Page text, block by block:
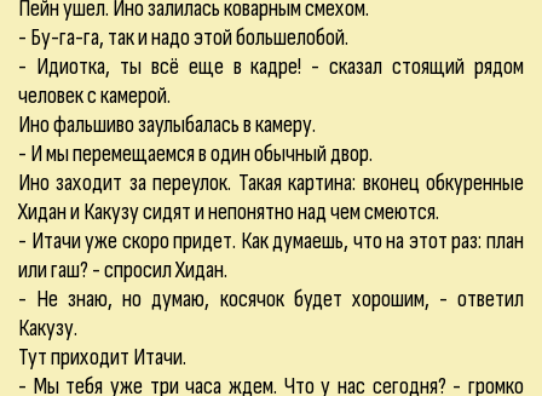
Пейн ушел. Ино залилась коварным смехом.
- Бу-га-га, так и надо этой большелобой.
- Идиотка, ты всё еще в кадре! - сказал стоящий рядом
человек с камерой.
Ино фальшиво заулыбалась в камеру.
- И мы перемещаемся в один обычный двор.
Ино заходит за переулок. Такая картина: вконец обкуренные
Хидан и Какузу сидят и непонятно над чем смеются.
- Итачи уже скоро придет. Как думаешь, что на этот раз: план
или гаш? - спросил Хидан.
- Не знаю, но думаю, косячок будет хорошим, - ответил
Какузу.
Тут приходит Итачи.
- Мы тебя уже три часа ждем. Что у нас сегодня? - громко